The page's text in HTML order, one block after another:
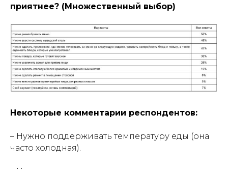
приятнее? (Множественный выбор)
Некоторые комментарии респондентов:
– Нужно поддерживать температуру еды (она
часто холодная).